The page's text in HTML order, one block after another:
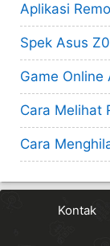
Aplikasi
Spek Asus
Game
Cara Melihat
Cara
Kontak